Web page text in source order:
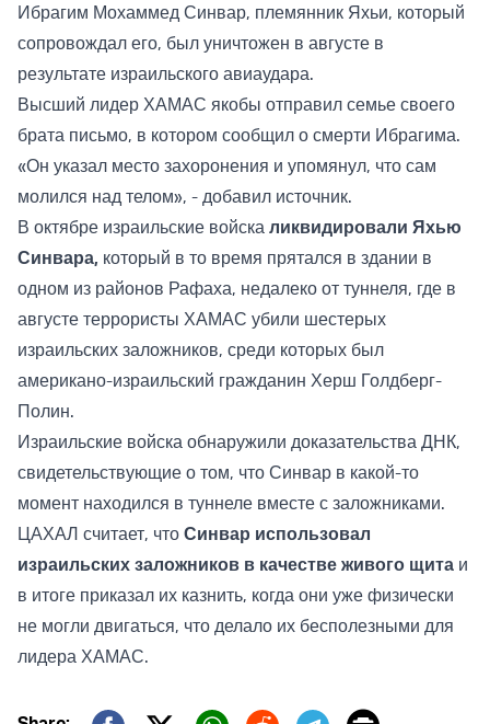
Ибрагим Мохаммед Синвар, племянник Яхьи, который
сопровождал его, был уничтожен в августе в
результате израильского авиаудара.
Высший лидер ХАМАС якобы отправил семье своего
брата письмо, в котором сообщил о смерти Ибрагима.
«Он указал место захоронения и упомянул, что сам
молился над телом», - добавил источник.
В октябре израильские войска ликвидировали Яхью
Синвара, который в то время прятался в здании в
одном из районов Рафаха, недалеко от туннеля, где в
августе террористы ХАМАС убили шестерых
израильских заложников, среди которых был
американо-израильский гражданин Херш Голдберг-
Полин.
Израильские войска обнаружили доказательства ДНК,
свидетельствующие о том, что Синвар в какой-то
момент находился в туннеле вместе с заложниками.
ЦАХАЛ считает, что Синвар использовал
израильских заложников в качестве живого щита и
в итоге приказал их казнить, когда они уже физически
не могли двигаться, что делало их бесполезными для
лидера ХАМАС.